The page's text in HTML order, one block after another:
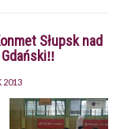
Słupsk nad
2013